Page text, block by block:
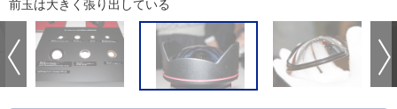
前玉は大きく張り出している